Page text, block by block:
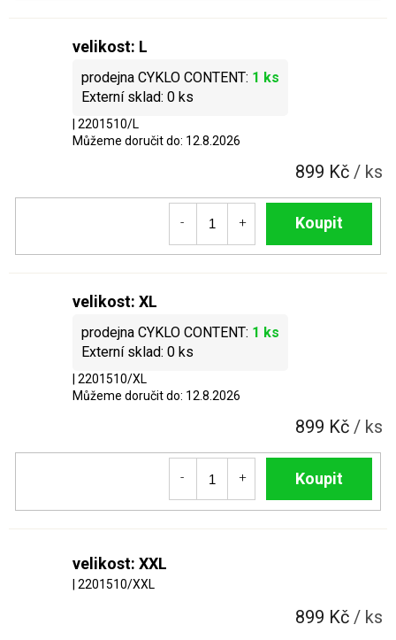
velikost: L
1 ks
0 ks
| 2201510/L
Můžeme doručit do: 12.8.2026
899 Kč / ks
Do košíku
velikost: XL
1 ks
0 ks
| 2201510/XL
Můžeme doručit do: 12.8.2026
899 Kč / ks
Do košíku
velikost: XXL
| 2201510/XXL
899 Kč / ks